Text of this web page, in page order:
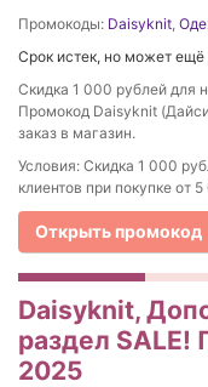
Промокоды: Daisyknit,
Срок истек, но может ещё
Скидка 1 000 рублей для
Промокод Daisyknit
заказ в магазин.
Условия: Скидка 1 000
клиентов при покупке от
Открыть промокод
Daisyknit,
раздел SALE!
2025